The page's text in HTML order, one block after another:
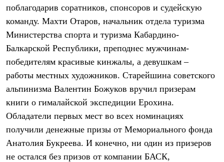
Сумки
Гермомешки
Полезные аксессуары
Книги
Коврики
Обувь
Женская обувь
Сапоги
Ботинки
Мужская обувь
Кроссовки
Сапоги
Гамаши и бахилы
Гамаши
Бахилы
поблагодарив соратников, спонсоров и судейскую
команду. Махти Отаров, начальник отдела туризма
Министерства спорта и туризма Кабардино-
Балкарской Республики, преподнес мужчинам-
победителям красивые кинжалы, а девушкам –
работы местных художников. Старейшина советского
альпинизма Валентин Божуков вручил призерам
книги о гималайской экспедиции Ерохина.
Обладатели первых мест во всех номинациях
получили денежные призы от Мемориального фонда
Анатолия Букреева. И конечно, ни один из призеров
не остался без призов от компании БАСК,